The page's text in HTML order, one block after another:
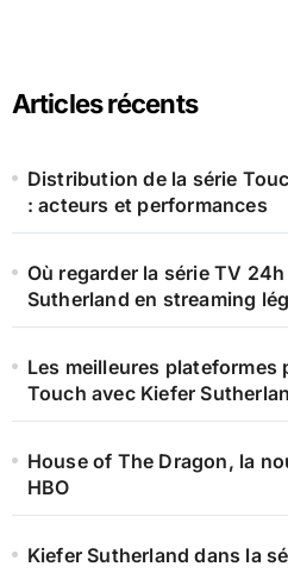
Articles récents
Distribution de la série
: acteurs et performances
Où regarder la série TV
Sutherland en streaming
Les meilleures plateformes
Touch avec Kiefer
House of The Dragon, la
HBO
Kiefer Sutherland dans la